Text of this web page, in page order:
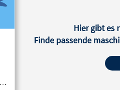
Hier gibt es
Finde passende